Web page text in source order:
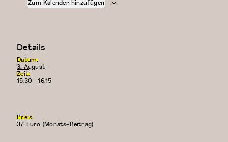
Zum Kalender hinzufügen
Details
Datum:
3. August
Zeit:
15:30—16:15
Preis
37 Euro (Monats-Beitrag)